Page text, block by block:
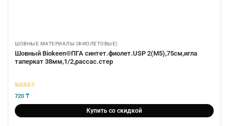
ШОВНЫЕ МАТЕРИАЛЫ (ФИОЛЕТОВЫЕ)
Шовный Biokeen®ПГА синтет.фиолет.USP 2(М5),75см,игла
таперкат 38мм,1/2,рассас.стер
5из 5
720 ₸
Купить со скидкой